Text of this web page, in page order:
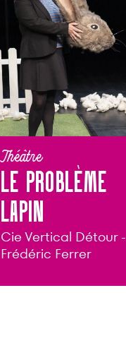
Théâtre
LE PROBLÈME
LAPIN
Cie Vertical Détour -
Frédéric Ferrer